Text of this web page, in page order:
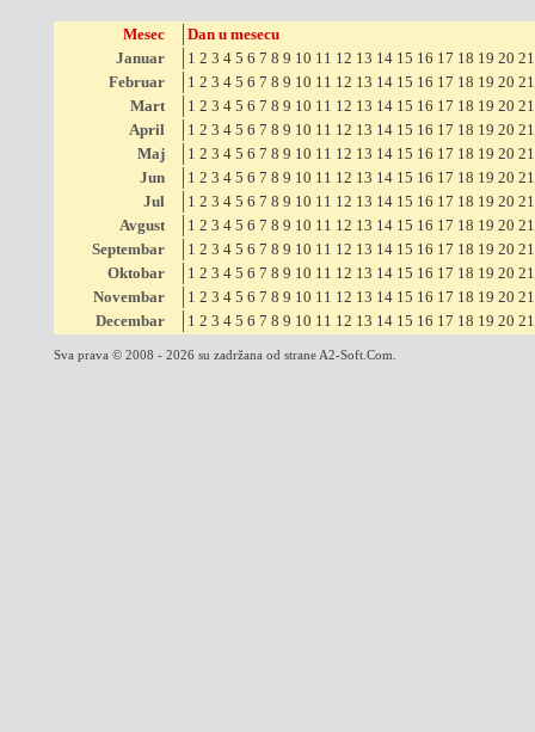
Mesec
Dan u mesecu
Januar
1 2 3 4 5 6 7 8 9 10 11 12 13 14 15 16 17 18 19 20 21
Februar
1 2 3 4 5 6 7 8 9 10 11 12 13 14 15 16 17 18 19 20 21
Mart
1 2 3 4 5 6 7 8 9 10 11 12 13 14 15 16 17 18 19 20 21
April
1 2 3 4 5 6 7 8 9 10 11 12 13 14 15 16 17 18 19 20 21
Maj
1 2 3 4 5 6 7 8 9 10 11 12 13 14 15 16 17 18 19 20 21
Jun
1 2 3 4 5 6 7 8 9 10 11 12 13 14 15 16 17 18 19 20 21
Jul
1 2 3 4 5 6 7 8 9 10 11 12 13 14 15 16 17 18 19 20 21
Avgust
1 2 3 4 5 6 7 8 9 10 11 12 13 14 15 16 17 18 19 20 21
Septembar
1 2 3 4 5 6 7 8 9 10 11 12 13 14 15 16 17 18 19 20 21
Oktobar
1 2 3 4 5 6 7 8 9 10 11 12 13 14 15 16 17 18 19 20 21
Novembar
1 2 3 4 5 6 7 8 9 10 11 12 13 14 15 16 17 18 19 20 21
Decembar
1 2 3 4 5 6 7 8 9 10 11 12 13 14 15 16 17 18 19 20 21
Sva prava © 2008 - 2026 su zadržana od strane A2-Soft.Com.